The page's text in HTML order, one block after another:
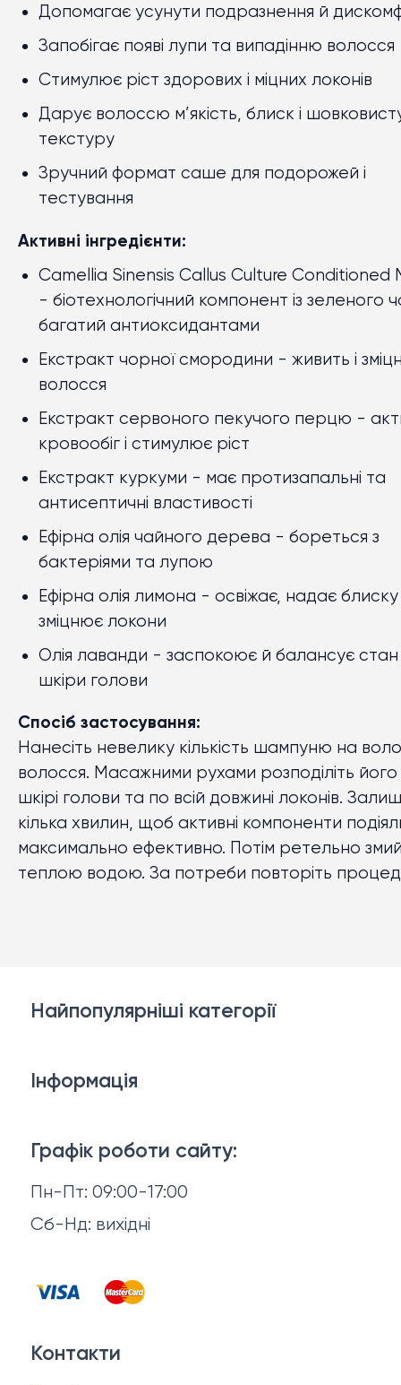
Допомагає усунути подразнення й
Запобігає появі лупи та випадінню волосся
Стимулює ріст здорових і міцних локонів
Дарує волоссю м’якість, блиск і
текстуру
Зручний формат саше для подорожей і
тестування
Активні інгредієнти:
Camellia Sinensis Callus Culture Conditioned
- біотехнологічний компонент із зеленого
багатий антиоксидантами
Екстракт чорної смородини - живить і
волосся
Екстракт сервоного пекучого перцю -
кровообіг і стимулює ріст
Екстракт куркуми - має протизапальні та
антисептичні властивості
Ефірна олія чайного дерева - бореться з
бактеріями та лупою
Ефірна олія лимона - освіжає, надає
зміцнює локони
Олія лаванди - заспокоює й балансує стан
шкіри голови
Спосіб застосування:
Нанесіть невелику кількість шампуню на
волосся. Масажними рухами розподіліть
шкірі голови та по всій довжині локонів.
кілька хвилин, щоб активні компоненти
максимально ефективно. Потім ретельно
теплою водою. За потреби повторіть
Графік роботи сайту:
Пн-Пт: 09:00-17:00
Сб-Нд: вихідні
Найпопулярніші категорії
Макіяж
Волосся
Чоловіча косметика
Косметика для манікюру та педикюру
Інформація
Відгуки
Договір оферти
Політика конфіденційності
Контакти